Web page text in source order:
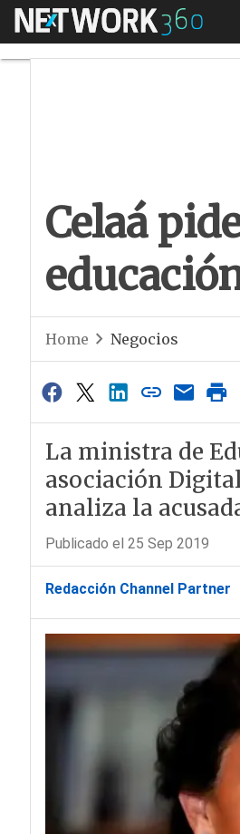
Menú
Celaá
Home Negocios
La ministra de
asociación
analiza la
Publicado el 25 Sep 2019
Redacción Channel Partner